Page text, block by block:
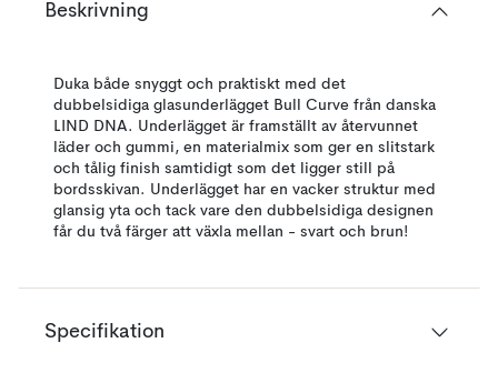
Beskrivning
Duka både snyggt och praktiskt med det
dubbelsidiga glasunderlägget Bull Curve från danska
LIND DNA. Underlägget är framställt av återvunnet
läder och gummi, en materialmix som ger en slitstark
och tålig finish samtidigt som det ligger still på
bordsskivan. Underlägget har en vacker struktur med
glansig yta och tack vare den dubbelsidiga designen
får du två färger att växla mellan - svart och brun!
Specifikation